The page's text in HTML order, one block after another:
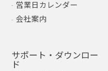
営業日カレンダー
会社案内
サポート・ダウンロー
ド